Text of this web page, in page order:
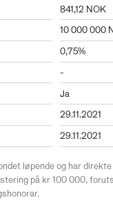
841,12 NOK
10 000 000
0,75%
-
Ja
29.11.2021
29.11.2021
løpende og har
på kr 100 000,